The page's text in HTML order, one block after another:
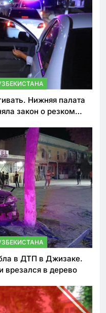
Нижняя палата
закон о резком
в ДТП в Джизаке.
врезался в дерево